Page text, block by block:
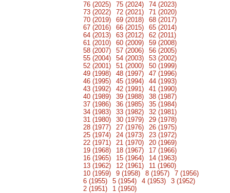
76 (2025) 75 (2024)
74 (2023)
73 (2022)
72 (2021)
71 (2020)
70 (2019)
69 (2018)
68 (2017)
67 (2016)
66 (2015)
65 (2014)
64 (2013)
63 (2012)
62 (2011)
61 (2010)
60 (2009)
59 (2008)
58 (2007)
57 (2006)
56 (2005)
55 (2004)
54 (2003)
53 (2002)
52 (2001)
51 (2000)
50 (1999)
49 (1998)
48 (1997)
47 (1996)
46 (1995)
45 (1994)
44 (1993)
43 (1992)
42 (1991)
41 (1990)
40 (1989)
39 (1988)
38 (1987)
37 (1986)
36 (1985)
35 (1984)
34 (1983)
33 (1982)
32 (1981)
31 (1980)
30 (1979)
29 (1978)
28 (1977)
27 (1976)
26 (1975)
25 (1974)
24 (1973)
23 (1972)
22 (1971)
21 (1970)
20 (1969)
19 (1968)
18 (1967)
17 (1966)
16 (1965)
15 (1964)
14 (1963)
13 (1962)
12 (1961)
11 (1960)
10 (1959)
9 (1958) 8 (1957)
7 (1956)
6 (1955)
5 (1954) 4 (1953)
3 (1952)
2 (1951)
1 (1950)